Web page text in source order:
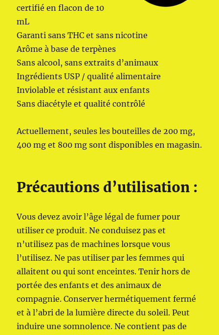
certifié en flacon de 10
mL
Garanti sans THC et sans nicotine
Arôme à base de terpènes
Sans alcool, sans extraits d’animaux
Ingrédients USP / qualité alimentaire
Inviolable et résistant aux enfants
Sans diacétyle et qualité contrôlé
Actuellement, seules les bouteilles de 200 mg,
400 mg et 800 mg sont disponibles en magasin.
Précautions d’utilisation :
Vous devez avoir l’âge légal de fumer pour
utiliser ce produit. Ne conduisez pas et
n’utilisez pas de machines lorsque vous
l’utilisez. Ne pas utiliser par les femmes qui
allaitent ou qui sont enceintes. Tenir hors de
portée des enfants et des animaux de
compagnie. Conserver hermétiquement fermé
et à l’abri de la lumière directe du soleil. Peut
induire une somnolence. Ne contient pas de